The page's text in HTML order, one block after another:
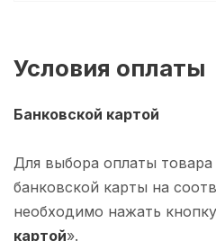
Условия оплаты
Банковской картой
Для выбора оплаты
банковской карты на
необходимо нажать
картой».